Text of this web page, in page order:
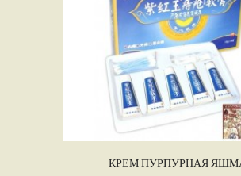
КРЕМ ПУРПУРНАЯ